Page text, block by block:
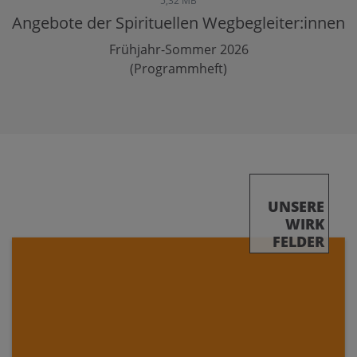
Angebote der Spirituellen Wegbegleiter:innen
Frühjahr-Sommer 2026
(Programmheft)
UNSERE
WIRK
FELDER